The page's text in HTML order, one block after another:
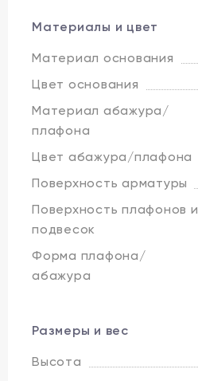
Материалы и цвет
Материал основания
Цвет основания
Материал абажура/
плафона
Цвет абажура/плафона
Поверхность арматуры
Поверхность плафонов и
подвесок
Форма плафона/
абажура
Размеры и вес
Высота